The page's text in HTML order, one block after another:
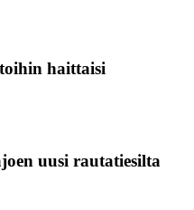
haittaisi
uusi rautatiesilta